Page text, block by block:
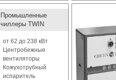
Промышленные
чиллеры TWIN
от 62 до 238 кВт
Центробежные
вентиляторы
Кожухотрубный
испаритель